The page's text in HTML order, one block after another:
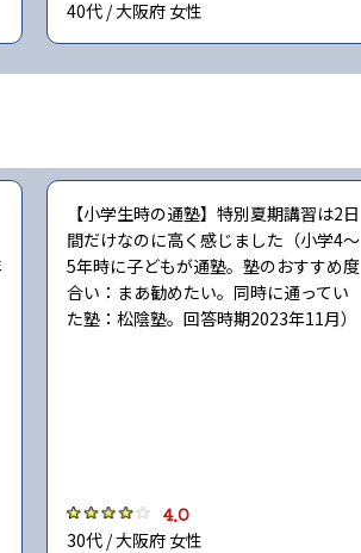
40代 / 大阪府 女性
【小学生時の通塾】特別夏期講習は2日
間だけなのに高く感じました（小学4〜
5年時に子どもが通塾。塾のおすすめ度
合い：まあ勧めたい。同時に通ってい
た塾：松陰塾。回答時期2023年11月）
4.0
30代 / 大阪府 女性